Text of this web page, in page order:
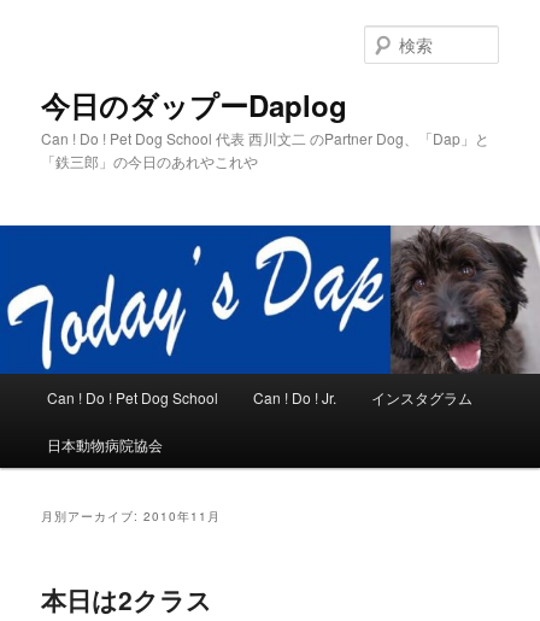
今日のダップーDaplog
Can ! Do ! Pet Dog School 代表 西川文二 のPartner Dog、「Dap」と
「鉄三郎」の今日のあれやこれや
索
メ
Can ! Do ! Pet Dog School Can ! Do ! Jr. インスタグラム
日本動物病院協会
月別アーカイブ:2010年11月
本日は2クラス